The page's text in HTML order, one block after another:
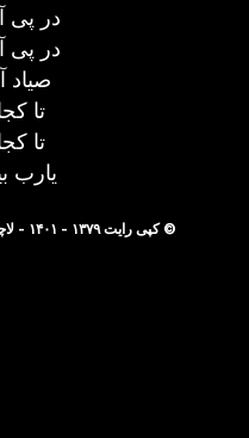
در
در
صیاد
تا
تا
یارب
© کپی رایت ۱۳۷۹ - ۱۴۰۱ - لاچینی میدیا - کلیه حقوق محفوظ است